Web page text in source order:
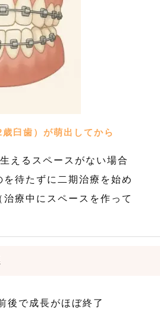
臼歯）が萌出してから
えるスペースがない場合
を待たずに二期治療を始め
治療中にスペースを作って
後で成長がほぼ終了